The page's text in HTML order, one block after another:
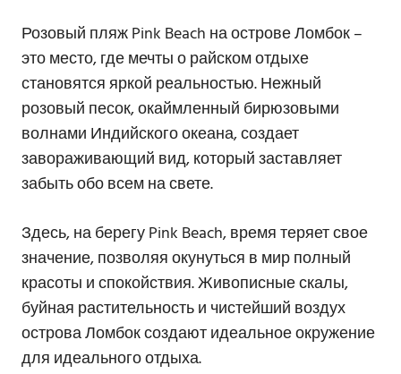
Розовый пляж Pink Beach на острове Ломбок –
это место, где мечты о райском отдыхе
становятся яркой реальностью. Нежный
розовый песок, окаймленный бирюзовыми
волнами Индийского океана, создает
завораживающий вид, который заставляет
забыть обо всем на свете.
Здесь, на берегу Pink Beach, время теряет свое
значение, позволяя окунуться в мир полный
красоты и спокойствия. Живописные скалы,
буйная растительность и чистейший воздух
острова Ломбок создают идеальное окружение
для идеального отдыха.